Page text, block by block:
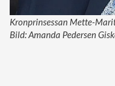
Kronprinsessan Mette-
Bild: Amanda Pedersen